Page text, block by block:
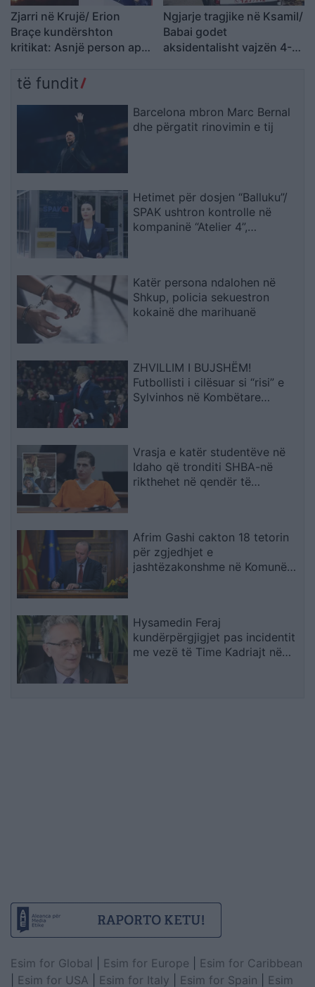
Zjarri në Krujë/ Erion
Braçe kundërshton
kritikat: Asnjë person apo
cinizëm të thuash se 4.2
shuanin menjëherë
Ngjarje tragjike në Ksamil/
Babai godet
aksidentalisht vajzën 4-
të fundit
Barcelona mbron Marc Bernal
dhe përgatit rinovimin e tij
Hetimet për dosjen “Balluku”/
SPAK ushtron kontrolle në
kompaninë “Atelier 4”,
Katër persona ndalohen në
Shkup, policia sekuestron
kokainë dhe marihuanë
ZHVILLIM I BUJSHËM!
Futbollisti i cilësuar si “risi” e
Sylvinhos në Kombëtare
Vrasja e katër studentëve në
Idaho që tronditi SHBA-në
rikthehet në qendër të
Afrim Gashi cakton 18 tetorin
për zgjedhjet e
jashtëzakonshme në Komunën
Hysamedin Feraj
kundërpërgjigjet pas incidentit
me vezë të Time Kadriajt në
Esim for Global Esim for Europe
Esim for Caribbean
Esim for USA Esim for Italy Esim for Spain
Esim